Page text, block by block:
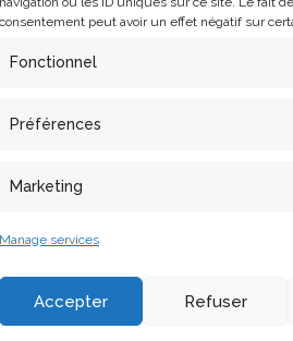
consentement peut avoir un effet négatif sur
Fonctionnel
Préférences
Marketing
Manage services
Accepter Refuser